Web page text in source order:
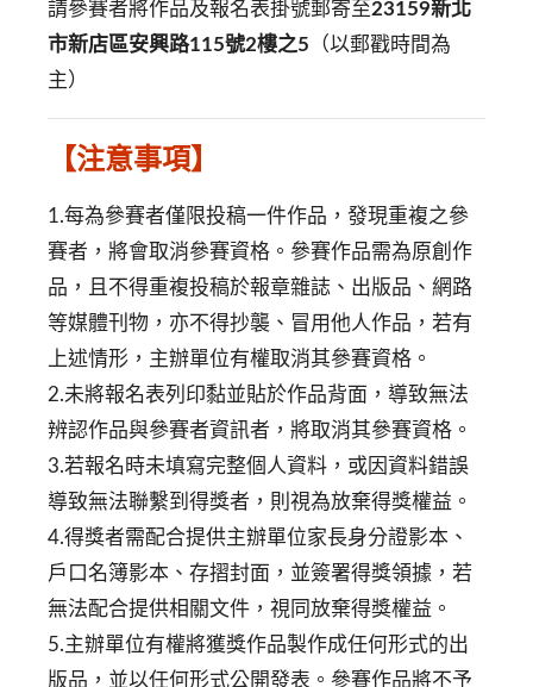
請參賽者將作品及報名表掛號郵寄至23159新北
市新店區安興路115號2樓之5 （以郵戳時間為
主）
【注意事項】
1.每為參賽者僅限投稿一件作品，發現重複之參
賽者，將會取消參賽資格。參賽作品需為原創作
品，且不得重複投稿於報章雜誌、出版品、網路
等媒體刊物，亦不得抄襲、冒用他人作品，若有
上述情形，主辦單位有權取消其參賽資格。
2.未將報名表列印黏並貼於作品背面，導致無法
辨認作品與參賽者資訊者，將取消其參賽資格。
3.若報名時未填寫完整個人資料，或因資料錯誤
導致無法聯繫到得獎者，則視為放棄得獎權益。
4.得獎者需配合提供主辦單位家長身分證影本、
戶口名簿影本、存摺封面，並簽署得獎領據，若
無法配合提供相關文件，視同放棄得獎權益。
5.主辦單位有權將獲獎作品製作成任何形式的出
版品，並以任何形式公開發表。參賽作品將不予